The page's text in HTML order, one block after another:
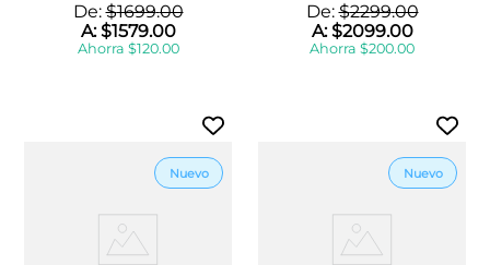
De:$1699.00
A:$1579.00
Ahorra $120.00
De:$2299.00
A:$2099.00
Ahorra $200.00